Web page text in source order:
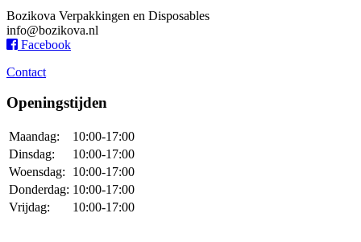
Bozikova Verpakkingen en Disposables
info@bozikova.nl
Facebook
Contact
Openingstijden
Maandag:
10:00-17:00
Dinsdag:
10:00-17:00
Woensdag:
10:00-17:00
Donderdag: 10:00-17:00
Vrijdag:
10:00-17:00